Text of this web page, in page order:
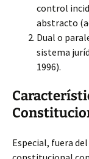
control
abstracto
Dual o
sistema
1996).
Especial, fuera